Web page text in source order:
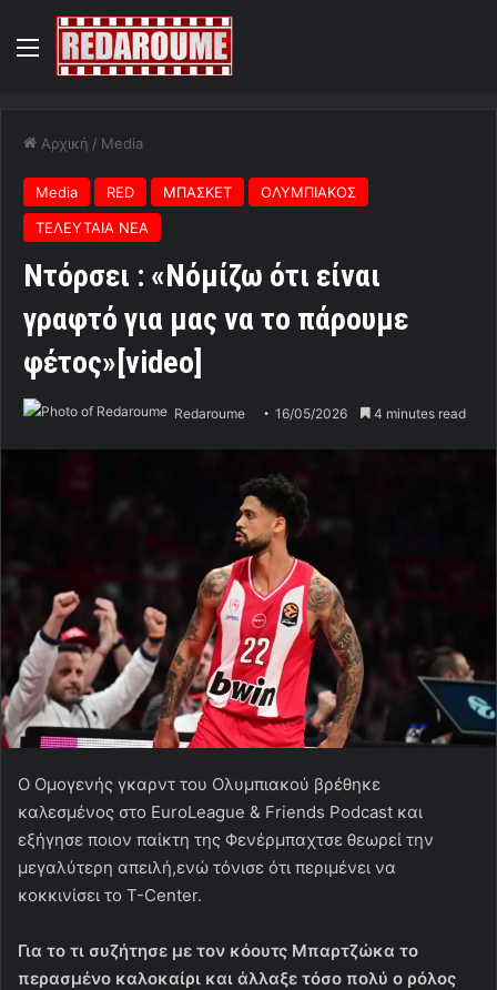
Menu
Αρχική / Media
Media RED ΜΠΑΣΚΕΤ
ΟΛΥΜΠΙΑΚΟΣ
ΤΕΛΕΥΤΑΙΑ ΝΕΑ
Nτόρσει : «Νόμίζω ότι είναι
γραφτό για μας να το πάρουμε
φέτος»[video]
Redaroume 16/05/2026 4 minutes read
Ο Oμογενής γκαρντ του Ολυμπιακού βρέθηκε
καλεσμένος στο EuroLeague & Friends Podcast και
εξήγησε ποιον παίκτη της Φενέρμπαχτσε θεωρεί την
μεγαλύτερη απειλή,ενώ τόνισε ότι περιμένει να
κοκκινίσει το T-Center.
Για το τι συζήτησε με τον κόουτς Μπαρτζώκα το
περασμένο καλοκαίρι και άλλαξε τόσο πολύ ο ρόλος